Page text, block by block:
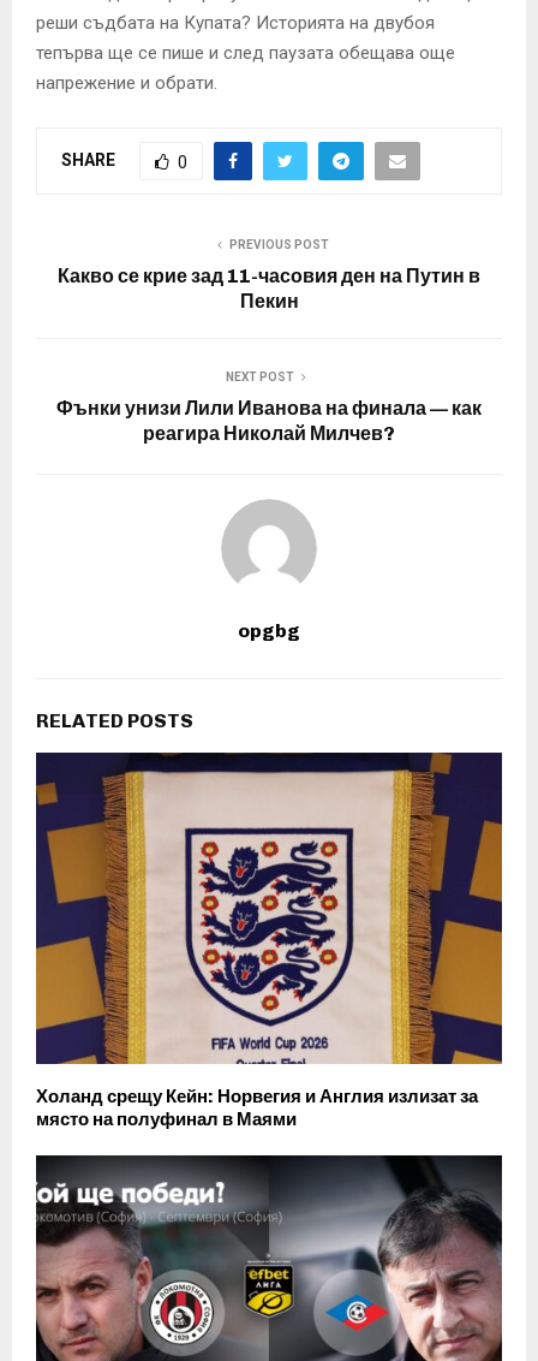
реши съдбата на Купата? Историята на двубоя
тепърва ще се пише и след паузата обещава още
напрежение и обрати.
SHARE 0
PREVIOUS POST
Какво се крие зад 11-часовия ден на Путин в
Пекин
NEXT POST
Фънки унизи Лили Иванова на финала — как
реагира Николай Милчев?
opgbg
RELATED POSTS
Холанд срещу Кейн: Норвегия и Англия излизат за
място на полуфинал в Маями